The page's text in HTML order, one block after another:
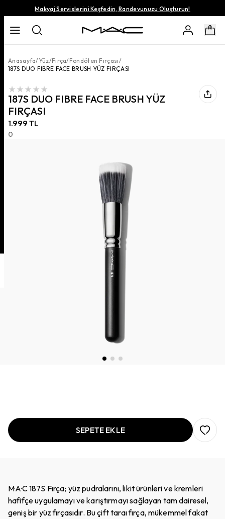
Makyaj Servislerini Keşfedin, Randevunuzu Oluşturun!
Anasayfa/Yüz/Fırça/Fondöten Fırçası/
187S DUO FIBRE FACE BRUSH YÜZ FIRÇASI
187S DUO FIBRE FACE BRUSH YÜZ
FIRÇASI
1.999 TL
0
SEPETE EKLE
M·A·C 187S Fırça; yüz pudralarını, likit ürünleri ve kremleri
hafifçe uygulamayı ve karıştırmayı sağlayan tam dairesel,
geniş bir yüz fırçasıdır. Bu çift taraı fırça, mükemmel fakat